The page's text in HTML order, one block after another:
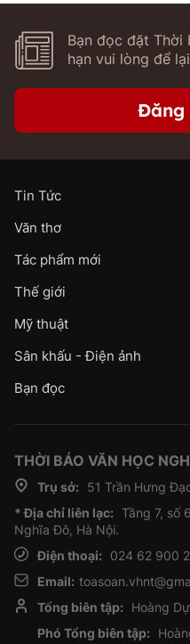
Bạn đọc đặt Thời
hạn vui lòng để
Đăng
Tin Tức
Văn thơ
Tác phẩm mới
Thế giới
Mỹ thuật
Sân khấu - Điện ảnh
Bạn đọc
THỜI BÁO VĂN HỌC
Trụ sở:
51 Trần Hưng
* Địa chỉ liên lạc: Tầng 7, số
Nghĩa Đô, Hà Nội.
Điện thoại:
024 62 900
Email:
Tổng biên tập:
Hoàng Dự
Phó Tổng biên tập: